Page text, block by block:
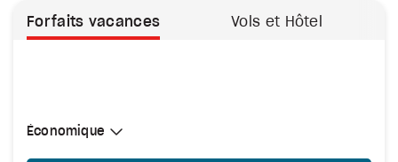
Forfaits vacances Vols et Hôtel
Sélectionner une cabine
Économique
Économique